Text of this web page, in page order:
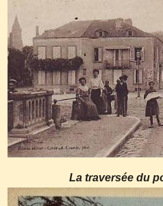
La traversée du